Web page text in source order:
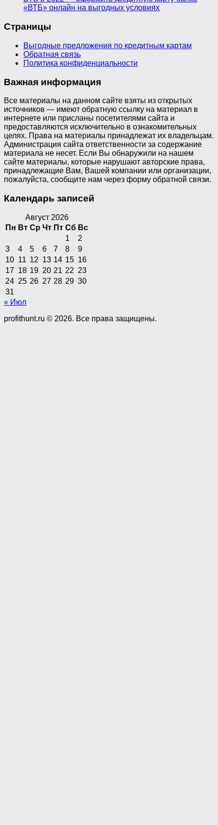
«ВТБ» онлайн на выгодных условиях
Страницы
Выгодные предложения по кредитным картам
Обратная связь
Политика конфиденциальности
Важная информация
Все материалы на данном сайте взяты из открытых
источников — имеют обратную ссылку на материал в
интернете или присланы посетителями сайта и
предоставляются исключительно в ознакомительных
целях. Права на материалы принадлежат их владельцам.
Администрация сайта ответственности за содержание
материала не несет. Если Вы обнаружили на нашем
сайте материалы, которые нарушают авторские права,
принадлежащие Вам, Вашей компании или организации,
пожалуйста, сообщите нам через форму обратной связи.
Календарь записей
Август 2026
Пн Вт Ср Чт Пт Сб Вс
1
2
3
4 5 6 7 8
9
10 11 12 13 14 15 16
17 18 19 20 21 22 23
24 25 26 27 28 29 30
31
« Июл
profithunt.ru © 2026. Все права защищены.